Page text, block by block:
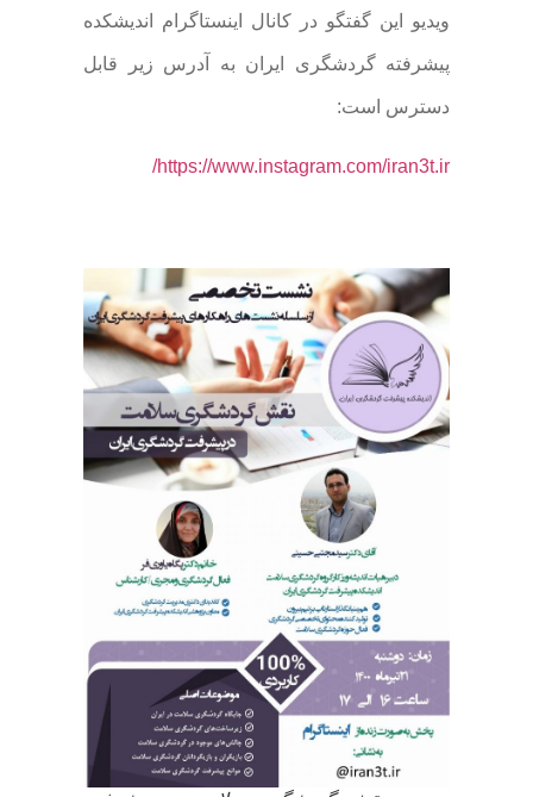
ویدیو این گفتگو در کانال اینستاگرام اندیشکده
پیشرفته گردشگری ایران به آدرس زیر قابل
دسترس است:
https://www.instagram.com/iran3t.ir/